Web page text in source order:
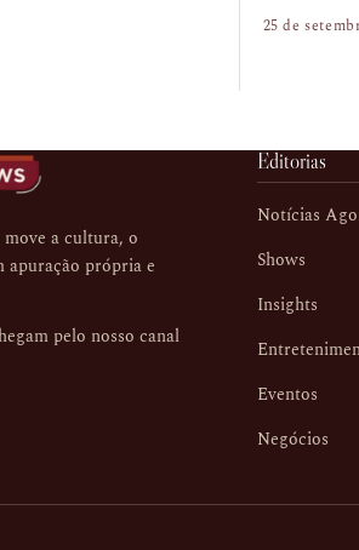
25 de
a cultura, o
apuração própria e
pelo nosso canal
Editorias
Notícias
Shows
Insights
Eventos
Negócios